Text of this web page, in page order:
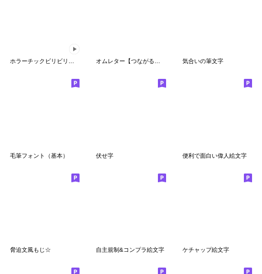
ホラーチックビリビリノイズ オムレター【つながる文字＆絵文字】 気合いの筆文字
毛筆フォント（基本） 伏せ字 便利で面白い偉人絵文字
脅迫文風もじ☆ 自主規制&コンプラ絵文字 ケチャップ絵文字